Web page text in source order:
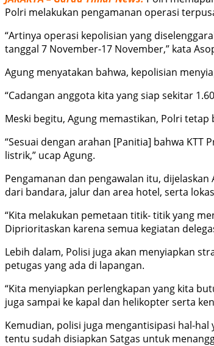
Polri melakukan pengamanan operasi
“Artinya operasi kepolisian yang
tanggal 7 November-17 November,” kata
Agung menyatakan bahwa, kepolisian
“Cadangan anggota kita yang siap sekitar
Meski begitu, Agung memastikan, Polri
“Sesuai dengan arahan [Panitia] bahwa
listrik,” ucap Agung.
Pengamanan dan pengawalan itu,
dari bandara, jalur dan area hotel, serta
“Kita melakukan pemetaan titik- titik yang
Diprioritaskan karena semua kegiatan
Lebih dalam, Polisi juga akan menyiapkan
petugas yang ada di lapangan.
“Kita menyiapkan perlengkapan yang kita
juga sampai ke kapal dan helikopter serta
Kemudian, polisi juga mengantisipasi hal-
tentu sudah disiapkan Satgas untuk